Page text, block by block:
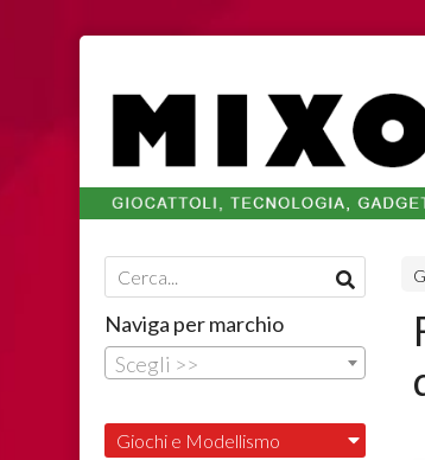
Naviga per marchio
Scegli >>
Giochi e Modellismo